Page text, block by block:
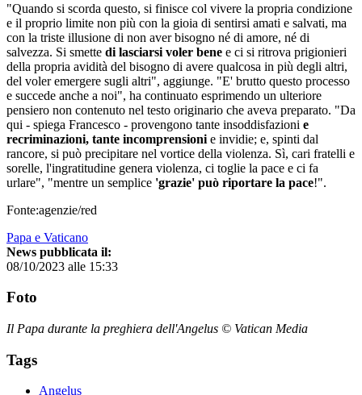
"Quando si scorda questo, si finisce col vivere la propria condizione
e il proprio limite non più con la gioia di sentirsi amati e salvati, ma
con la triste illusione di non aver bisogno né di amore, né di
salvezza. Si smette di lasciarsi voler bene e ci si ritrova prigionieri
della propria avidità del bisogno di avere qualcosa in più degli altri,
del voler emergere sugli altri", aggiunge. "E' brutto questo processo
e succede anche a noi", ha continuato esprimendo un ulteriore
pensiero non contenuto nel testo originario che aveva preparato. "Da
qui - spiega Francesco - provengono tante insoddisfazioni e
recriminazioni, tante incomprensioni e invidie; e, spinti dal
rancore, si può precipitare nel vortice della violenza. Sì, cari fratelli e
sorelle, l'ingratitudine genera violenza, ci toglie la pace e ci fa
urlare", "mentre un semplice 'grazie' può riportare la pace!".
Fonte:agenzie/red
Papa e Vaticano
News pubblicata il:
08/10/2023 alle 15:33
Foto
Il Papa durante la preghiera dell'Angelus © Vatican Media
Tags
Angelus